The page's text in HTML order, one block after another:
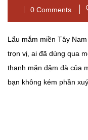
0 Comments
Lẩu mắm miền Tây
trọn vị, ai đã dùng qua
thanh mặn đậm đà của
bạn không kém phần